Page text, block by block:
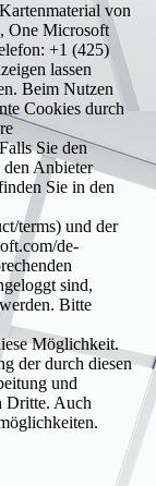
von
One Microsoft
+1 (425)
lassen
Beim Nutzen
Cookies durch
Sie den
den Anbieter
Sie in den
terms) und der
de-
sind,
Bitte
Möglichkeit.
der durch diesen
und
Dritte. Auch